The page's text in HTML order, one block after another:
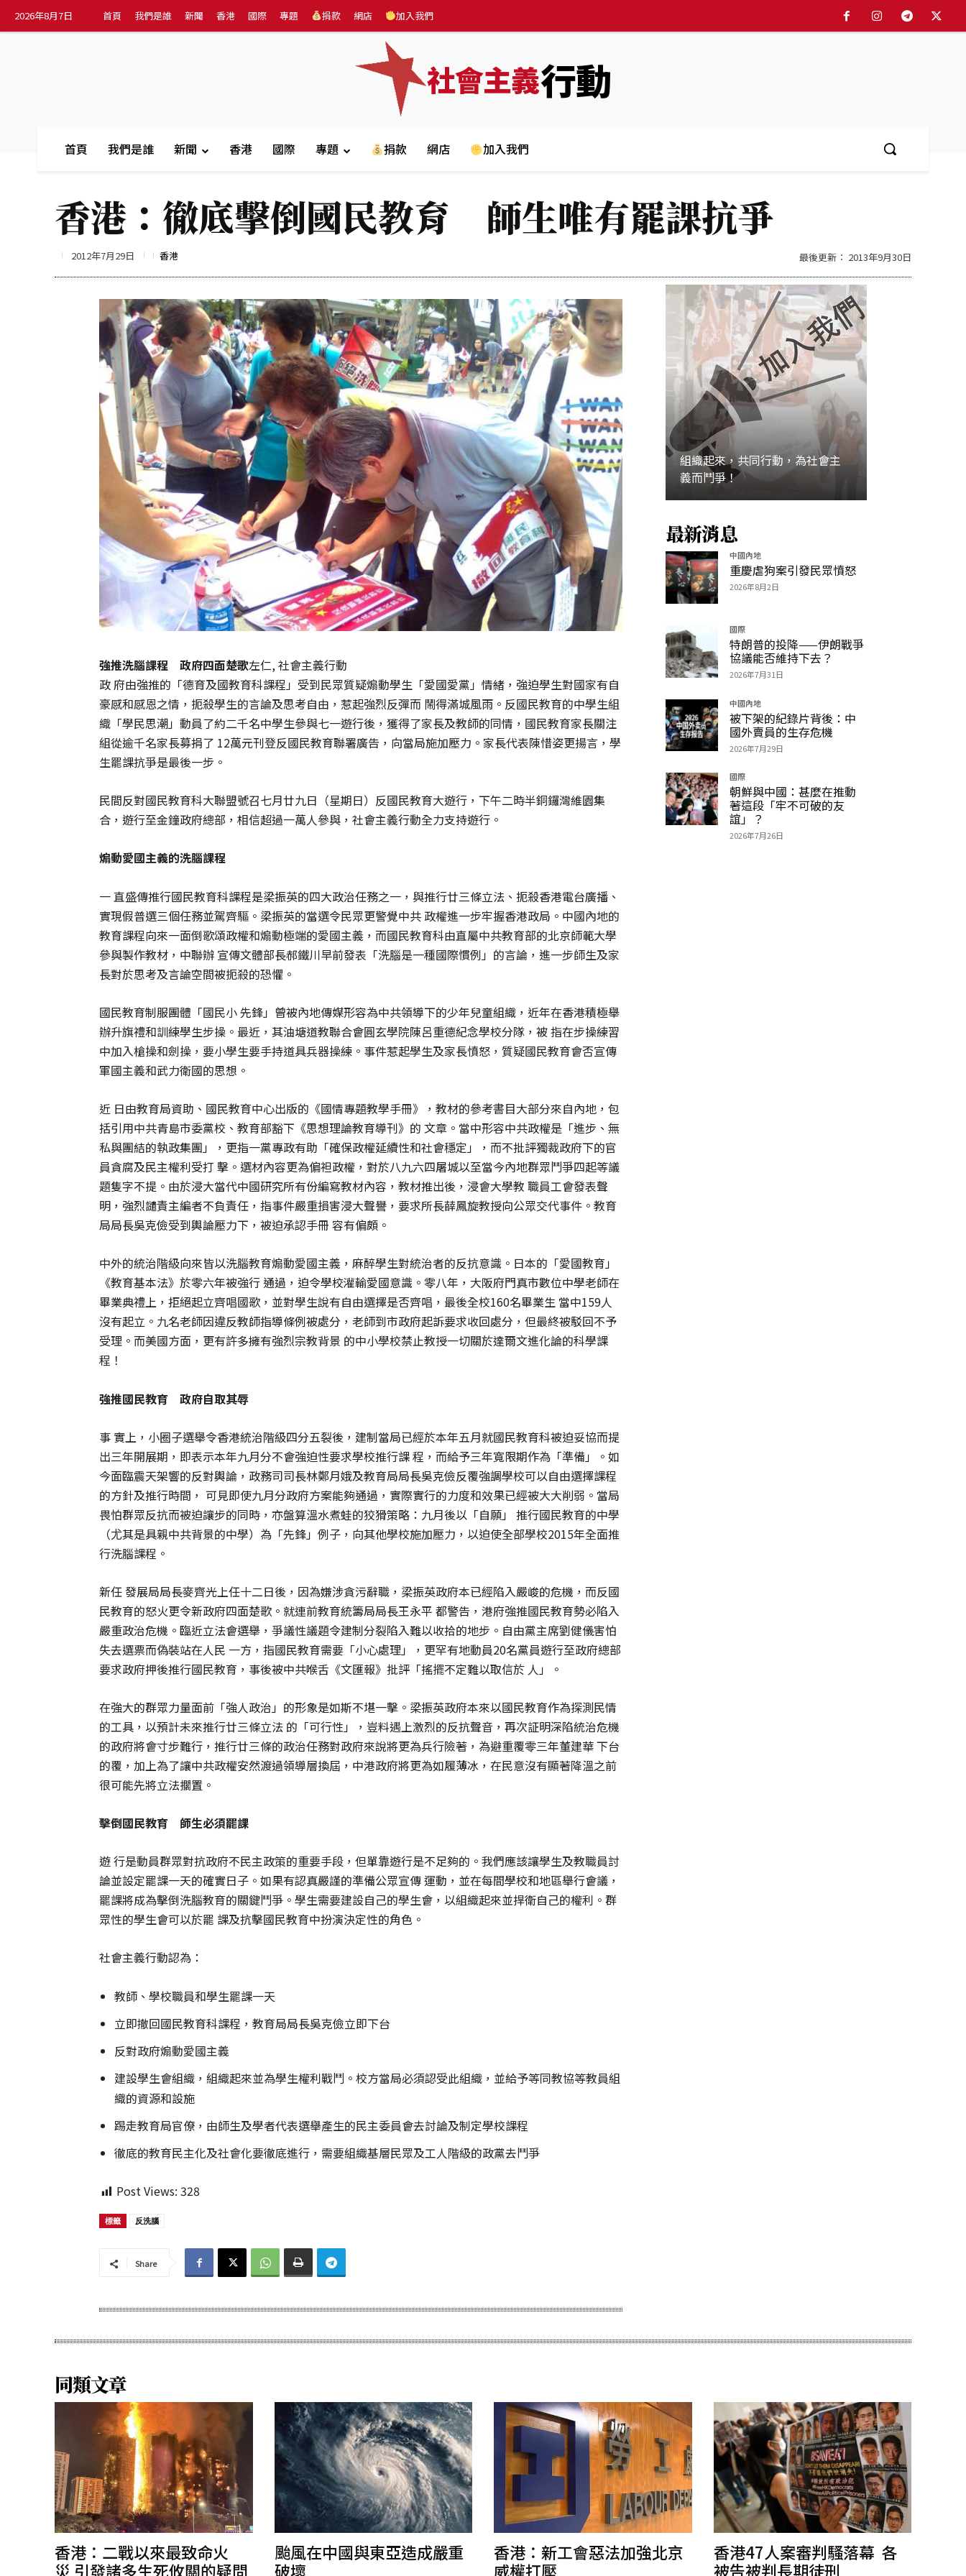
2026年8月7日 首頁 我們是誰 新聞 香港 國際 專題 捐款 網店 加入我們
社會主義行動
首頁 我們是誰 新聞 香港 國際 專題 捐款 網店 加入我們
香港：徹底擊倒國民教育 師生唯有罷課抗爭
2012年7月29日 最後更新： 2013年9月30日
香港
強推洗腦課程 政府四面楚歌左仁, 社會主義行動
政 府由強推的「德育及國教育科課程」受到民眾質疑煽動學生「愛國愛黨」情緒，強迫學生對國家有自
豪感和感恩之情， 扼殺學生的言論及思考自由，惹起強烈反彈而 鬧得滿城風雨。反國民教育的中學生組
織「學民思潮」動員了約二千名中學生參與七一遊行後，獲得了家長及教師的同情，國民教育家長關注
組從逾千名家長募捐了 12萬元刊登反國民教育聯署廣告，向當局施加壓力。家長代表陳惜姿更揚言，學
生罷課抗爭是最後一步。
民間反對國民教育科大聯盟號召七月廿九日（星期日）反國民教育大遊行，下午二時半銅鑼灣維園集
合，遊行至金鐘政府總部，相信超過一萬人參與，社會主義行動全力支持遊行。
煽動愛國主義的洗腦課程
一 直盛傳推行國民教育科課程是梁振英的四大政治任務之一，與推行廿三條立法、扼殺香港電台廣播、
實現假普選三個任務並駕齊驅。梁振英的當選令民眾更警覺中共 政權進一步牢握香港政局。中國內地的
教育課程向來一面倒歌頌政權和煽動極端的愛國主義，而國民教育科由直屬中共教育部的北京師範大學
參與製作教材，中聯辦 宣傳文體部長郝鐵川早前發表「洗腦是一種國際慣例」的言論，進一步師生及家
長對於思考及言論空間被扼殺的恐懼。
國民教育制服團體「國民小 先鋒」曾被內地傳媒形容為中共領導下的少年兒童組織，近年在香港積極舉
辦升旗禮和訓練學生步操。最近，其油塘道教聯合會圓玄學院陳呂重德紀念學校分隊，被 指在步操練習
中加入槍操和劍操，要小學生要手持道具兵器操練。事件惹起學生及家長憤怒，質疑國民教育會否宣傳
軍國主義和武力衛國的思想。
近 日由教育局資助、國民教育中心出版的《國情專題教學手冊》，教材的參考書目大部分來自內地，包
括引用中共青島市委黨校、教育部豁下《思想理論教育導刊》的 文章。當中形容中共政權是「進步、無
私與團結的執政集團」，更指一黨專政有助「確保政權延續性和社會穩定」，而不批評獨裁政府下的官
員貪腐及民主權利受打 擊。選材內容更為偏袒政權，對於八九六四屠城以至當今內地群眾鬥爭四起等議
題隻字不提。由於浸大當代中國研究所有份編寫教材內容，教材推出後，浸會大學教 職員工會發表聲
明，強烈譴責主編者不負責任，指事件嚴重損害浸大聲譽，要求所長薛鳳旋教授向公眾交代事件。教育
局局長吳克儉受到輿論壓力下，被迫承認手冊 容有偏頗。
中外的統治階級向來皆以洗腦教育煽動愛國主義，麻醉學生對統治者的反抗意識。日本的「愛國教育」
《教育基本法》於零六年被強行 通過，迫令學校灌輸愛國意識。零八年，大阪府門真市數位中學老師在
畢業典禮上，拒絕起立齊唱國歌，並對學生說有自由選擇是否齊唱，最後全校160名畢業生 當中159人
沒有起立。九名老師因違反教師指導條例被處分，老師到市政府起訴要求收回處分，但最終被駁回不予
受理。而美國方面，更有許多擁有強烈宗教背景 的中小學校禁止教授一切關於達爾文進化論的科學課
程！
強推國民教育 政府自取其辱
事 實上，小圈子選舉令香港統治階級四分五裂後，建制當局已經於本年五月就國民教育科被迫妥協而提
出三年開展期，即表示本年九月分不會強迫性要求學校推行課 程，而給予三年寬限期作為「準備」。如
今面臨震天架響的反對輿論，政務司司長林鄭月娥及教育局局長吳克儉反覆強調學校可以自由選擇課程
的方針及推行時間， 可見即使九月分政府方案能夠通過，實際實行的力度和效果已經被大大削弱。當局
畏怕群眾反抗而被迫讓步的同時，亦盤算溫水煮蛙的狡猾策略：九月後以「自願」 推行國民教育的中學
（尤其是具親中共背景的中學）為「先鋒」例子，向其他學校施加壓力，以迫使全部學校2015年全面推
行洗腦課程。
新任 發展局局長麥齊光上任十二日後，因為嫌涉貪污辭職，梁振英政府本已經陷入嚴峻的危機，而反國
民教育的怒火更令新政府四面楚歌。就連前教育統籌局局長王永平 都警告，港府強推國民教育勢必陷入
嚴重政治危機。臨近立法會選舉，爭議性議題令建制分裂陷入難以收拾的地步。自由黨主席劉健儀害怕
失去選票而偽裝站在人民 一方，指國民教育需要「小心處理」，更罕有地動員20名黨員遊行至政府總部
要求政府押後推行國民教育，事後被中共喉舌《文匯報》批評「搖擺不定難以取信於 人」。
在強大的群眾力量面前「強人政治」的形象是如斯不堪一擊。梁振英政府本來以國民教育作為探測民情
的工具，以預計未來推行廿三條立法 的「可行性」，豈料遇上激烈的反抗聲音，再次証明深陷統治危機
的政府將會寸步難行，推行廿三條的政治任務對政府來說將更為兵行險著，為避重覆零三年董建華 下台
的覆，加上為了讓中共政權安然渡過領導層換屆，中港政府將更為如履薄冰，在民意沒有顯著降溫之前
很可能先將立法擱置。
擊倒國民教育 師生必須罷課
遊 行是動員群眾對抗政府不民主政策的重要手段，但單靠遊行是不足夠的。我們應該讓學生及教職員討
論並設定罷課一天的確實日子。如果有認真嚴謹的準備公眾宣傳 運動，並在每間學校和地區舉行會議，
罷課將成為擊倒洗腦教育的關鍵鬥爭。學生需要建設自己的學生會，以組織起來並捍衛自己的權利。群
眾性的學生會可以於罷 課及抗擊國民教育中扮演決定性的角色。
社會主義行動認為：
教師、學校職員和學生罷課一天
立即撤回國民教育科課程，教育局局長吳克儉立即下台
反對政府煽動愛國主義
建設學生會組織，組織起來並為學生權利戰鬥。校方當局必須認受此組織，並給予等同教協等教員組
織的資源和設施
踢走教育局官僚，由師生及學者代表選舉產生的民主委員會去討論及制定學校課程
徹底的教育民主化及社會化要徹底進行，需要組織基層民眾及工人階級的政黨去鬥爭
Post Views: 328
標籤 反洗腦
Share
組織起來，共同行動，為社會主
義而鬥爭！
加入
最新消息
中國內地
重慶虐狗案引發民眾憤怒
2026年8月2日
國際
特朗普的投降——伊朗戰爭
協議能否維持下去？
2026年7月31日
中國內地
被下架的紀錄片背後：中
國外賣員的生存危機
2026年7月29日
國際
朝鮮與中國：甚麼在推動
著這段「牢不可破的友
誼」？
2026年7月26日
同類文章
香港：二戰以來最致命火
災 引發諸多生死攸關的疑問
颱風在中國與東亞造成嚴重
破壞
香港：新工會惡法加強北京
威權打壓
香港47人案審判騷落幕 各
被告被判長期徒刑